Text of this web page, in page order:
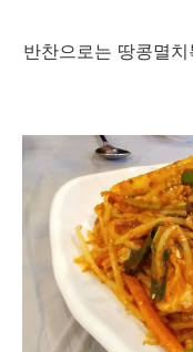
반찬으로는 땅콩멸